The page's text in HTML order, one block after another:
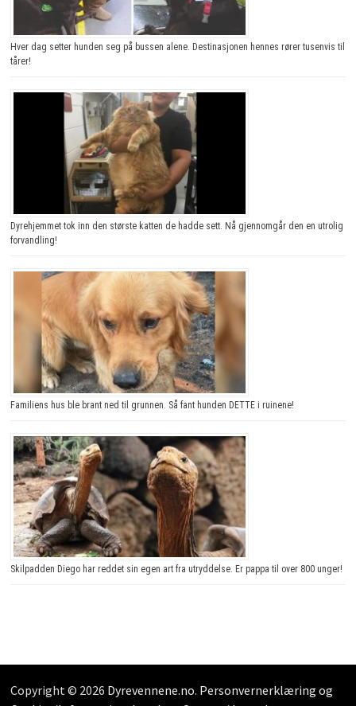
Hver dag setter hunden seg på bussen alene. Destinasjonen hennes rører tusenvis til
tårer!
Dyrehjemmet tok inn den største katten de hadde sett. Nå gjennomgår den en utrolig
forvandling!
Familiens hus ble brant ned til grunnen. Så fant hunden DETTE i ruinene!
Skilpadden Diego har reddet sin egen art fra utryddelse. Er pappa til over 800 unger!
Copyright © 2026 Dyrevennene.no. Personvernerklæring og